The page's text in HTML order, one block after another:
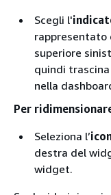
Scegli l'
rappresentato
superiore
quindi
nella
Per
Seleziona l’
destra del
widget.